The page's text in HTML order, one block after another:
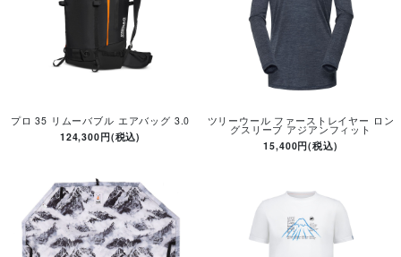
プロ 35 リムーバブル エアバッグ 3.0
124,300円(税込)
ツリーウール ファーストレイヤー ロン
グスリーブ アジアンフィット
15,400円(税込)